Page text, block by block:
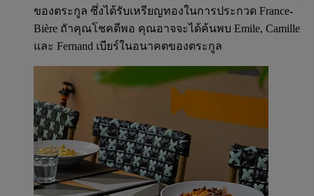
ของตระกูล ซึ่งได้รับเหรียญทองในการประกวด France-
Bière ถัาคุณโชคดีพอ คุณอาจจะได้ค้นพบ Emile, Camille
และ Fernand เบียร์ในอนาคตของตระกูล